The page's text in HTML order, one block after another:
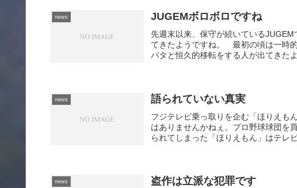
news JUGEMボロボロですね
先週末以来、保守が続いている
てきたようですね。 最初の頃は一時
バタと恒久的移転をする人が出てきた
news 語られていない真実
フジテレビ乗っ取りを企む「ほりえも
はありませんかねぇ。プロ野球球団を
られてしまった「ほりえもん」はテレ
news 盗作は立派な犯罪です